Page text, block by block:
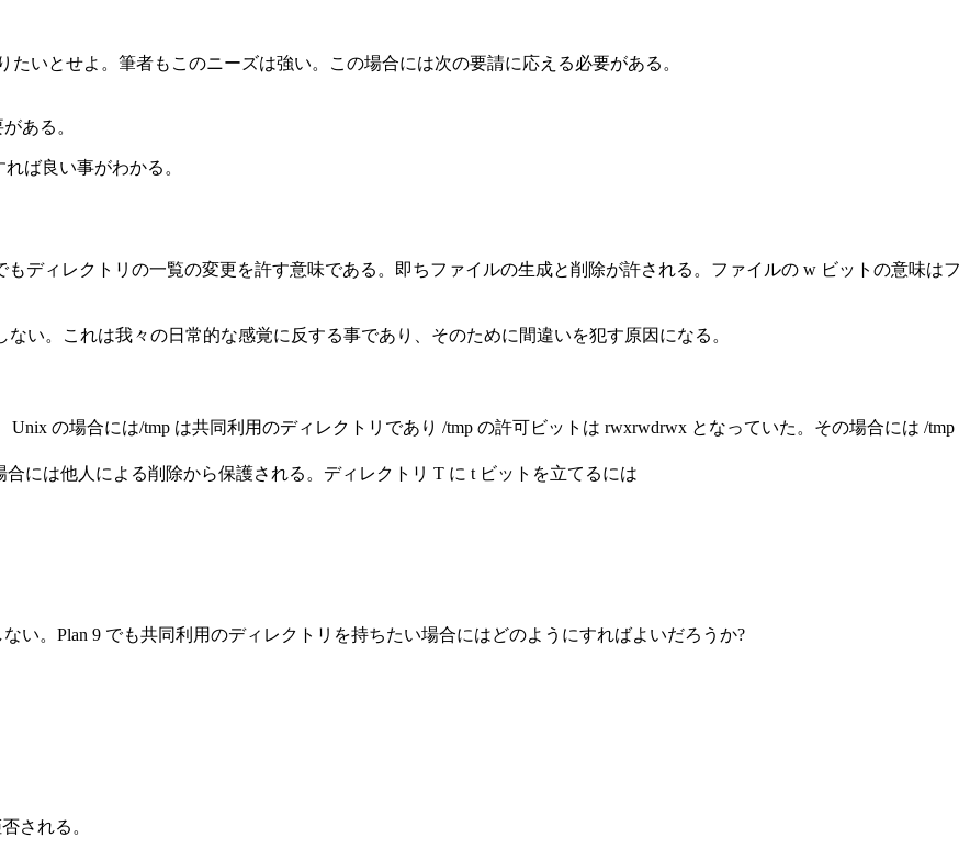
いとせよ。筆者もこのニーズは強い。この場合には次の要請に応える必要がある。
ある。
ば良い事がわかる。
ディレクトリの一覧の変更を許す意味である。即ちファイルの生成と削除が許される。ファイルの w ビットの意味はフ
い。これは我々の日常的な感覚に反する事であり、そのために間違いを犯す原因になる。
Unix の場合には/tmp は共同利用のディレクトリであり /tmp の許可ビットは rwxrwdrwx となっていた。その場合には /tmp
には他人による削除から保護される。ディレクトリ T に t ビットを立てるには
い。Plan 9 でも共同利用のディレクトリを持ちたい場合にはどのようにすればよいだろうか?
される。